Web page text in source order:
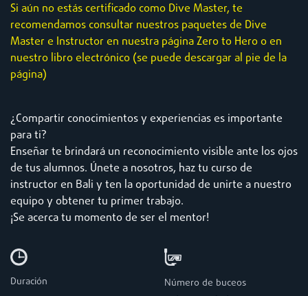
Si aún no estás certificado como Dive Master, te
recomendamos consultar nuestros paquetes de Dive
Master e Instructor en nuestra página Zero to Hero o en
nuestro libro electrónico (se puede descargar al pie de la
página)
¿Compartir conocimientos y experiencias es importante
para ti?
Enseñar te brindará un reconocimiento visible ante los ojos
de tus alumnos. Únete a nosotros, haz tu curso de
instructor en Bali y ten la oportunidad de unirte a nuestro
equipo y obtener tu primer trabajo.
¡Se acerca tu momento de ser el mentor!
Duración Número de buceos